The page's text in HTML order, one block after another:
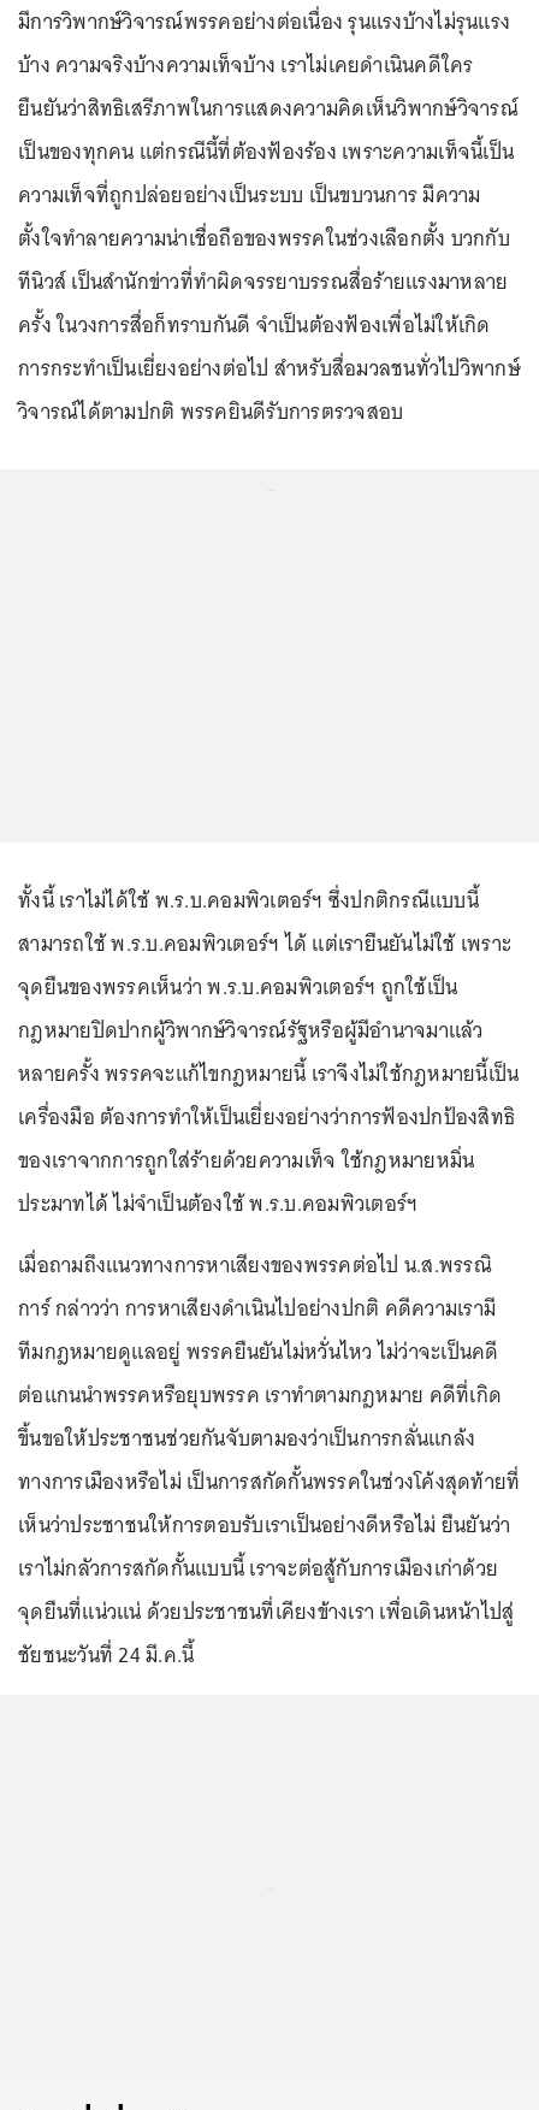
มีการวิพากษ์วิจารณ์พรรคอย่างต่อเนื่อง รุนแรงบ้างไม่รุนแรง
บ้าง ความจริงบ้างความเท็จบ้าง เราไม่เคยดำเนินคดีใคร
ยืนยันว่าสิทธิเสรีภาพในการแสดงความคิดเห็นวิพากษ์วิจารณ์
เป็นของทุกคน แต่กรณีนี้ที่ต้องฟ้องร้อง เพราะความเท็จนี้เป็น
ความเท็จที่ถูกปล่อยอย่างเป็นระบบ เป็นขบวนการ มีความ
ตั้งใจทำลายความน่าเชื่อถือของพรรคในช่วงเลือกตั้ง บวกกับ
ทีนิวส์ เป็นสำนักข่าวที่ทำผิดจรรยาบรรณสื่อร้ายแรงมาหลาย
ครั้ง ในวงการสื่อก็ทราบกันดี จำเป็นต้องฟ้องเพื่อไม่ให้เกิด
การกระทำเป็นเยี่ยงอย่างต่อไป สำหรับสื่อมวลชนทั่วไปวิพากษ์
วิจารณ์ได้ตามปกติ พรรคยินดีรับการตรวจสอบ
ทั้งนี้ เราไม่ได้ใช้ พ.ร.บ.คอมพิวเตอร์ฯ ซึ่งปกติกรณีแบบนี้
สามารถใช้ พ.ร.บ.คอมพิวเตอร์ฯ ได้ แต่เรายืนยันไม่ใช้ เพราะ
จุดยืนของพรรคเห็นว่า พ.ร.บ.คอมพิวเตอร์ฯ ถูกใช้เป็น
กฎหมายปิดปากผู้วิพากษ์วิจารณ์รัฐหรือผู้มีอำนาจมาแล้ว
หลายครั้ง พรรคจะแก้ไขกฎหมายนี้ เราจึงไม่ใช้กฎหมายนี้เป็น
เครื่องมือ ต้องการทำให้เป็นเยี่ยงอย่างว่าการฟ้องปกป้องสิทธิ
ของเราจากการถูกใส่ร้ายด้วยความเท็จ ใช้กฎหมายหมิ่น
ประมาทได้ ไม่จำเป็นต้องใช้ พ.ร.บ.คอมพิวเตอร์ฯ
เมื่อถามถึงแนวทางการหาเสียงของพรรคต่อไป น.ส.พรรณิ
การ์ กล่าวว่า การหาเสียงดำเนินไปอย่างปกติ คดีความเรามี
ทีมกฎหมายดูแลอยู่ พรรคยืนยันไม่หวั่นไหว ไม่ว่าจะเป็นคดี
ต่อแกนนำพรรคหรือยุบพรรค เราทำตามกฎหมาย คดีที่เกิด
ขึ้นขอให้ประชาชนช่วยกันจับตามองว่าเป็นการกลั่นแกล้ง
ทางการเมืองหรือไม่ เป็นการสกัดกั้นพรรคในช่วงโค้งสุดท้ายที่
เห็นว่าประชาชนให้การตอบรับเราเป็นอย่างดีหรือไม่ ยืนยันว่า
เราไม่กลัวการสกัดกั้นแบบนี้ เราจะต่อสู้กับการเมืองเก่าด้วย
จุดยืนที่แน่วแน่ ด้วยประชาชนที่เคียงข้างเรา เพื่อเดินหน้าไปสู่
ชัยชนะวันที่ 24 มี.ค.นี้